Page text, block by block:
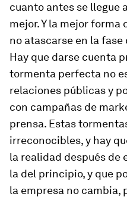
cuanto antes se llegue
mejor. Y la mejor forma
no atascarse en la
Hay que darse cuenta
tormenta perfecta no
relaciones públicas y
con campañas de
prensa. Estas
irreconocibles, y hay
la realidad después de
la del principio, y que
la empresa no cambia,